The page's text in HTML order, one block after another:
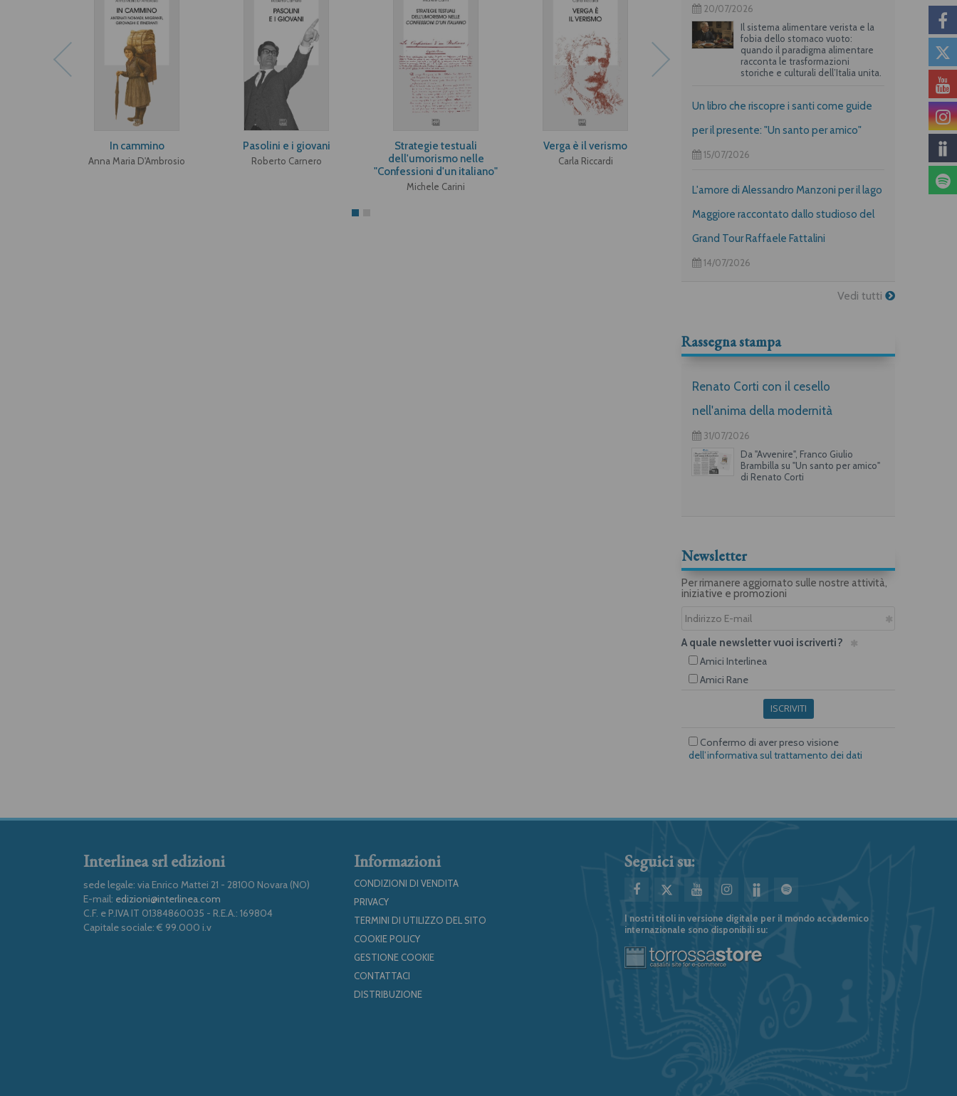
In cammino
Anna Maria D'Ambrosio
Pasolini e i giovani
Roberto Carnero
Strategie testuali
dell'umorismo nelle
"Confessioni d'un italiano"
Michele Carini
Verga è il verismo
Carla Riccardi Roberto Carnero Carlo Betocchi, Giovanni Raboni
20/07/2026
Il sistema alimentare verista e la
fobia dello stomaco vuoto:
quando il paradigma alimentare
racconta le trasformazioni
storiche e culturali dell’Italia unita.
Un libro che riscopre i santi come guide
per il presente: "Un santo per amico"
15/07/2026
L'amore di Alessandro Manzoni per il lago
Maggiore raccontato dallo studioso del
Grand Tour Raffaele Fattalini
14/07/2026
Vedi tutti
Rassegna stampa
Renato Corti con il cesello
nell'anima della modernità
31/07/2026
Da "Avvenire", Franco Giulio
Brambilla su "Un santo per amico"
di Renato Corti
Newsletter
Per rimanere aggiornato sulle nostre attività,
iniziative e promozioni
A quale newsletter vuoi iscriverti?
Amici Interlinea
Amici Rane
ISCRIVITI
Confermo di aver preso visione
dell’informativa sul trattamento dei dati
Interlinea srl edizioni
sede legale: via Enrico Mattei 21 - 28100 Novara (NO)
E-mail: edizioni@interlinea.com
C.F. e P.IVA IT 01384860035 - R.E.A.: 169804
Capitale sociale: € 99.000 i.v
Informazioni
CONDIZIONI DI VENDITA
PRIVACY
TERMINI DI UTILIZZO DEL SITO
COOKIE POLICY
GESTIONE COOKIE
CONTATTACI
DISTRIBUZIONE
Seguici su:
I nostri titoli in versione digitale per il mondo accademico
internazionale sono disponibili su: